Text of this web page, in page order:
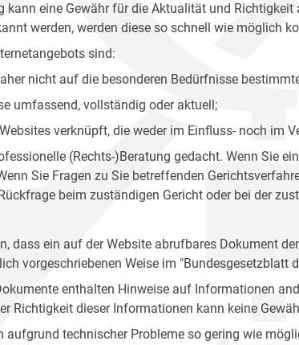
kann eine Gewähr für die Aktualität und
werden, werden diese so schnell wie möglich
sind:
nicht auf die besonderen Bedürfnisse
umfassend, vollständig oder aktuell;
verknüpft, die weder im Einfluss- noch im
(Rechts-)Beratung gedacht. Wenn Sie
Sie Fragen zu Sie betreffenden
beim zuständigen Gericht oder bei der
dass ein auf der Website abrufbares Dokument
vorgeschriebenen Weise im
enthalten Hinweise auf Informationen
Richtigkeit dieser Informationen kann keine
aufgrund technischer Probleme so gering wie